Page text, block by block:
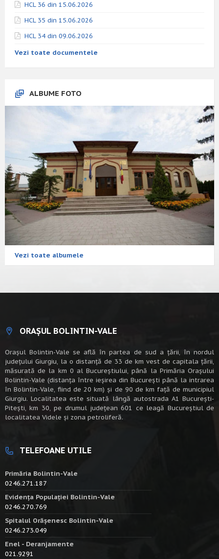
HCL 36 din 15.06.2026
HCL 35 din 15.06.2026
HCL 34 din 09.06.2026
Vezi toate documentele
ALBUME FOTO
Vezi toate albumele
ORAȘUL BOLINTIN-VALE
Oraşul Bolintin-Vale se află în partea de sud a ţării, în nordul
judeţului Giurgiu, la o distanţă de 33 de km vest de capitala țării,
măsurată de la km 0 al Bucureștiului, până la Primăria Orașului
Bolintin-Vale (distanța între ieșirea din București până la intrarea
în Bolintin-Vale, fiind de 20 km) şi de 90 de km faţă de municipiul
Giurgiu. Localitatea este situată lângă autostrada A1 Bucureşti-
Piteşti, km 30, pe drumul judeţean 601 ce leagă Bucureştiul de
localitatea Videle şi zona petroliferă.
TELEFOANE UTILE
Primăria Bolintin-Vale
0246.271.187
Evidența Populației Bolintin-Vale
0246.270.769
Spitalul Orășenesc Bolintin-Vale
0246.273.049
Enel - Deranjamente
021.9291